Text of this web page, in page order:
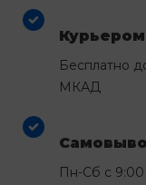
Курьером
Бесплатно
МКАД
Пн-Сб с